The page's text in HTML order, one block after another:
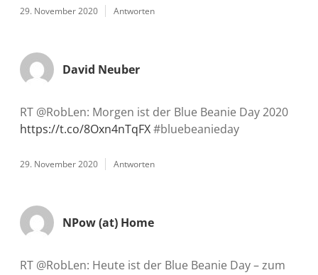
29. November 2020 Antworten
David Neuber
RT @RobLen: Morgen ist der Blue Beanie Day 2020
https://t.co/8Oxn4nTqFX#bluebeanieday
29. November 2020 Antworten
NPow (at) Home
RT @RobLen: Heute ist der Blue Beanie Day – zum